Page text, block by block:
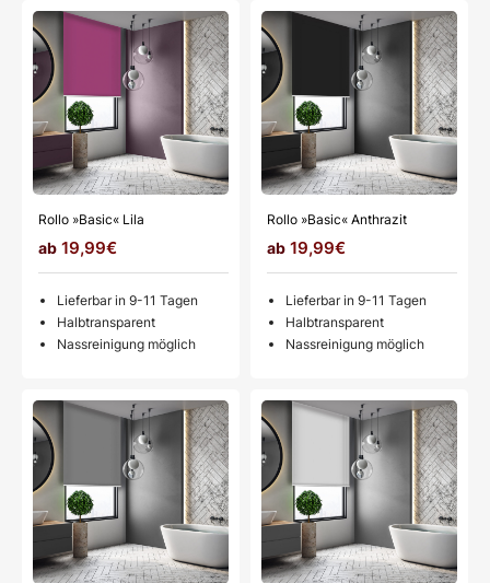
Rollo »Basic« Lila
19,99€
Lieferbar in 9-11 Tagen
Halbtransparent
Nassreinigung möglich
Rollo »Basic« Anthrazit
19,99€
Lieferbar in 9-11 Tagen
Halbtransparent
Nassreinigung möglich